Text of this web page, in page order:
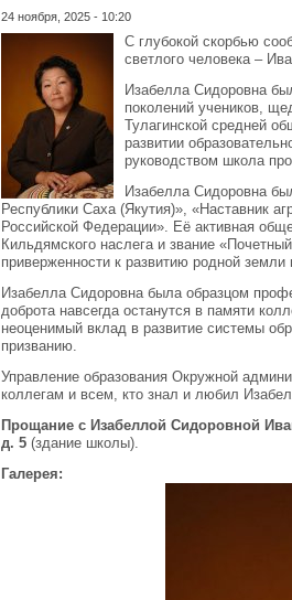
24 ноября, 2025 - 10:20
С глубокой скорбью
светлого человека –
Изабелла Сидоровна
поколений учеников,
Тулагинской средней
развитии
руководством школа
Изабелла Сидоровна
Республики Саха (Якутия)», «Наставник
Российской Федерации». Её активная
Кильдямского наслега и звание
приверженности к развитию родной земли
Изабелла Сидоровна была образцом
доброта навсегда останутся в памяти
неоценимый вклад в развитие системы
призванию.
Управление образования Окружной
коллегам и всем, кто знал и любил
Прощание с Изабеллой Сидоровной
д. 5(здание школы).
Галерея: